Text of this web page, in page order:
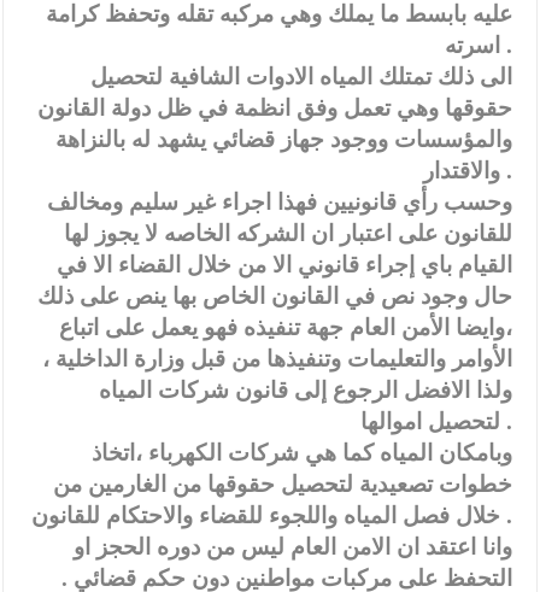
الملك يلتقي مجموعة من رفاق السلاح
الملك يتلقى اتصالا هاتفيا من العاهل البحريني
القاضي محمود أحمد فريحات.. مبارك ومزيدا من التوفيق
عليه بابسط ما يملك وهي مركبه تقله وتحفظ كرامة
اسرته .
الى ذلك تمتلك المياه الادوات الشافية لتحصيل
حقوقها وهي تعمل وفق انظمة في ظل دولة القانون
والمؤسسات ووجود جهاز قضائي يشهد له بالنزاهة
والاقتدار .
وحسب رأي قانونيين فهذا اجراء غير سليم ومخالف
للقانون على اعتبار ان الشركه الخاصه لا يجوز لها
القيام باي إجراء قانوني الا من خلال القضاء الا في
حال وجود نص في القانون الخاص بها ينص على ذلك
،وايضا الأمن العام جهة تنفيذه فهو يعمل على اتباع
الأوامر والتعليمات وتنفيذها من قبل وزارة الداخلية ،
ولذا الافضل الرجوع إلى قانون شركات المياه
لتحصيل اموالها .
وبامكان المياه كما هي شركات الكهرباء ،اتخاذ
خطوات تصعيدية لتحصيل حقوقها من الغارمين من
خلال فصل المياه واللجوء للقضاء والاحتكام للقانون .
وانا اعتقد ان الامن العام ليس من دوره الحجز او
التحفظ على مركبات مواطنين دون حكم قضائي .